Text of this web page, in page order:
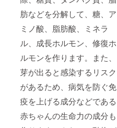
肪などを分解して、糖、ア
ミノ酸、脂肪酸、ミネラ
ル、成長ホルモン、修復ホ
ルモンを作ります。また、
芽が出ると感染するリスク
があるため、病気を防ぐ免
疫を上げる成分などである
赤ちゃんの生命力の成分も